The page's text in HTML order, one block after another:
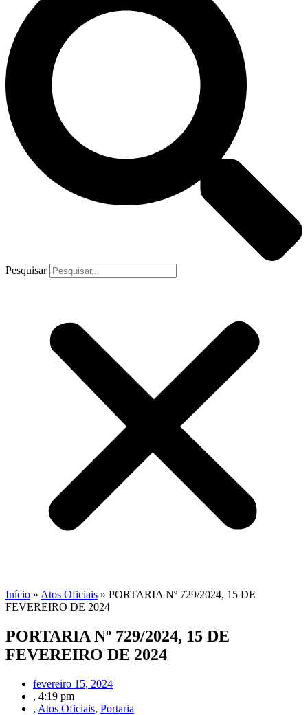
Pesquisar
Início » Atos Oficiais » PORTARIA Nº 729/2024, 15 DE
FEVEREIRO DE 2024
PORTARIA Nº 729/2024, 15 DE
FEVEREIRO DE 2024
fevereiro 15, 2024
, 4:19 pm
, Atos Oficiais, Portaria